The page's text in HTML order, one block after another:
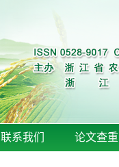
联系我们 论文查重